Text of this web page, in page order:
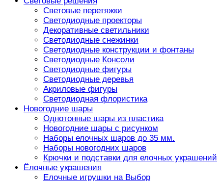
Световые перетяжки
Светодиодные проекторы
Декоративные светильники
Светодиодные снежинки
Светодиодные конструкции и фонтаны
Светодиодные Консоли
Светодиодные фигуры
Светодиодные деревья
Акриловые фигуры
Светодиодная флористика
Новогодние шары
Однотонные шары из пластика
Новогодние шары с рисунком
Наборы елочных шаров до 35 мм.
Наборы новогодних шаров
Крючки и подставки для елочных украшений
Ёлочные украшения
Елочные игрушки на Выбор